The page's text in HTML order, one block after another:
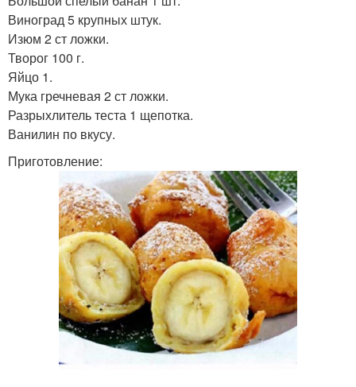
Виноград 5 крупных штук.
Изюм 2 ст ложки.
Творог 100 г.
Яйцо 1.
Мука гречневая 2 ст ложки.
Разрыхлитель теста 1 щепотка.
Ванилин по вкусу.
Приготовление: